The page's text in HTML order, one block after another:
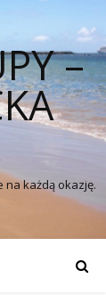
–
każdą okazję.